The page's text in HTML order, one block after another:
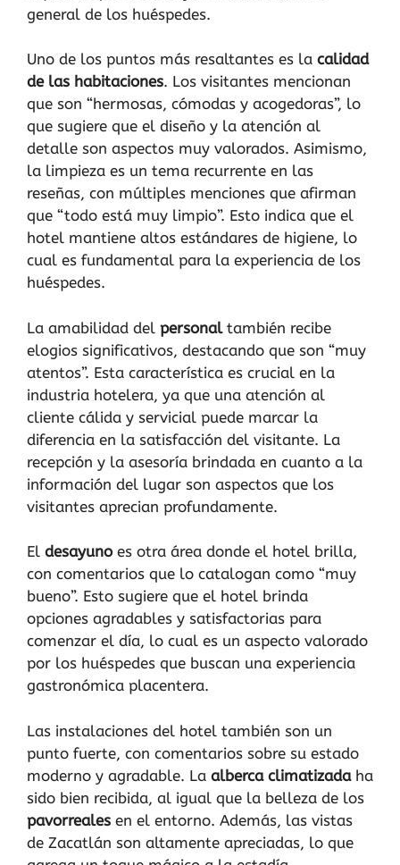
general de los huéspedes.
Uno de los puntos más resaltantes es la calidad
de las habitaciones. Los visitantes mencionan
que son “hermosas, cómodas y acogedoras”, lo
que sugiere que el diseño y la atención al
detalle son aspectos muy valorados. Asimismo,
la limpieza es un tema recurrente en las
reseñas, con múltiples menciones que afirman
que “todo está muy limpio”. Esto indica que el
hotel mantiene altos estándares de higiene, lo
cual es fundamental para la experiencia de los
huéspedes.
La amabilidad del personaltambién recibe
elogios significativos, destacando que son “muy
atentos”. Esta característica es crucial en la
industria hotelera, ya que una atención al
cliente cálida y servicial puede marcar la
diferencia en la satisfacción del visitante. La
recepción y la asesoría brindada en cuanto a la
información del lugar son aspectos que los
visitantes aprecian profundamente.
El desayunoes otra área donde el hotel brilla,
con comentarios que lo catalogan como “muy
bueno”. Esto sugiere que el hotel brinda
opciones agradables y satisfactorias para
comenzar el día, lo cual es un aspecto valorado
por los huéspedes que buscan una experiencia
gastronómica placentera.
Las instalaciones del hotel también son un
punto fuerte, con comentarios sobre su estado
moderno y agradable. La alberca climatizadaha
sido bien recibida, al igual que la belleza de los
pavorreales en el entorno. Además, las vistas
de Zacatlán son altamente apreciadas, lo que